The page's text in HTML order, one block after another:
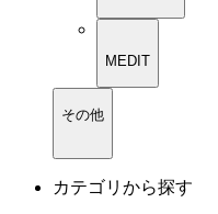
MEDIT
その他
カテゴリから探す